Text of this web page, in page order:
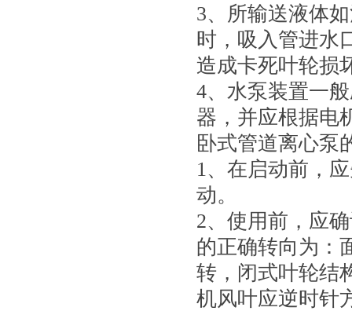
3、所输送液体
时，吸入管进水
造成卡死叶轮损
4、水泵装置一
器，并应根据电
卧式管道离心泵
1、在启动前，
动。
2、使用前，应
的正确转向为：
转，闭式叶轮结
机风叶应逆时针